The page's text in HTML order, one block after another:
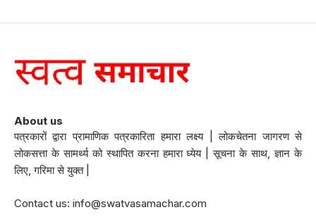
About us
पत्रकारों द्वारा प्रामाणिक पत्रकारिता हमारा लक्ष्य | लोकचेतना जागरण से
लोकसत्ता के सामर्थ्य को स्थापित करना हमारा ध्येय | सूचना के साथ, ज्ञान के
लिए, गरिमा से युक्त |
Contact us: info@swatvasamachar.com